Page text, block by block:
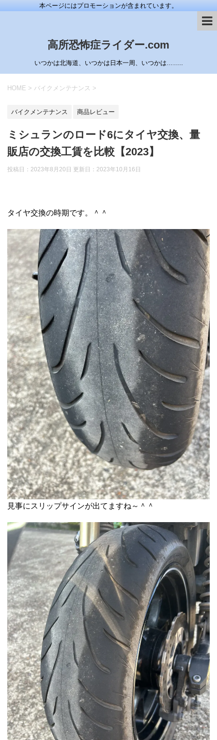
本ページにはプロモーションが含まれています。
高所恐怖症ライダー.com
いつかは北海道、いつかは日本一周、いつかは……..
HOME > バイクメンテナンス >
バイクメンテナンス 商品レビュー
ミシュランのロード6にタイヤ交換、量
販店の交換工賃を比較【2023】
投稿日：2023年8月20日 更新日： 2023年10月16日
タイヤ交換の時期です。＾＾
見事にスリップサインが出てますね～＾＾